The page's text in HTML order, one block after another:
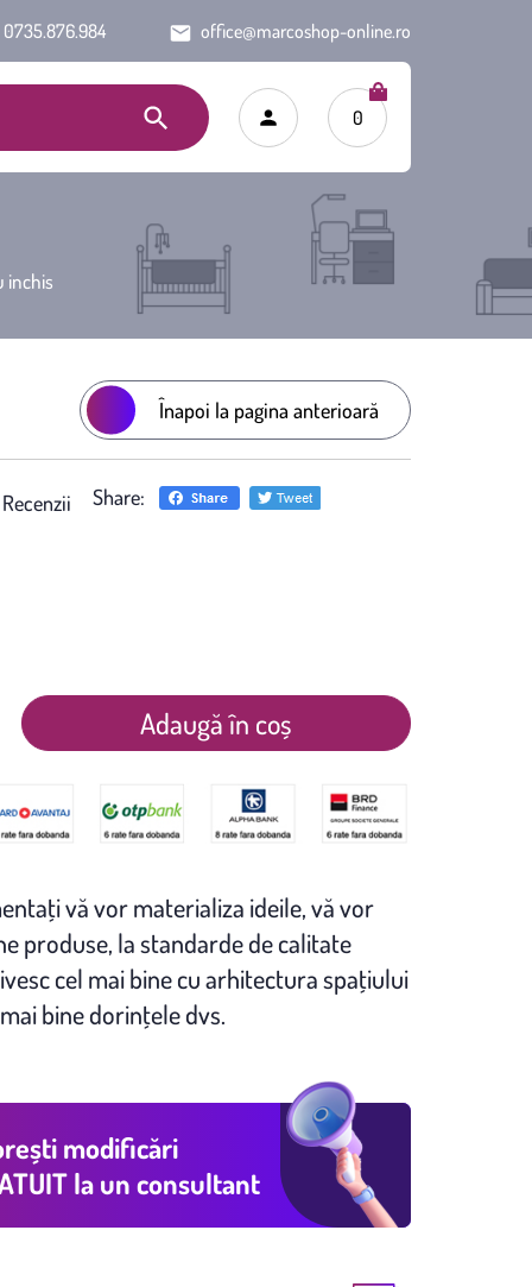
0735.876.984 office@marcoshop-online.ro
0
inchis
Înapoi la pagina anterioară
Share:
Adaugă în coș
vă vor materializa ideile, vă vor
produse, la standarde de calitate
cel mai bine cu arhitectura spaţiului
bine dorinţele dvs.
modificări
la un consultant